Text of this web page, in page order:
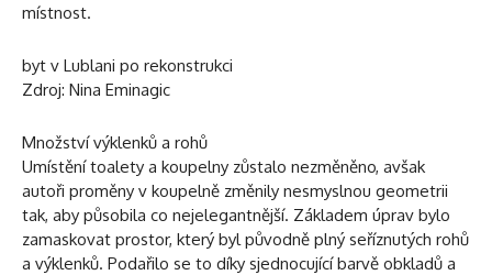
místnost.
byt v Lublani po rekonstrukci
Zdroj: Nina Eminagic
Množství výklenků a rohů
Umístění toalety a koupelny zůstalo nezměněno, avšak
autoři proměny v koupelně změnily nesmyslnou geometrii
tak, aby působila co nejelegantnější. Základem úprav bylo
zamaskovat prostor, který byl původně plný seříznutých rohů
a výklenků. Podařilo se to díky sjednocující barvě obkladů a